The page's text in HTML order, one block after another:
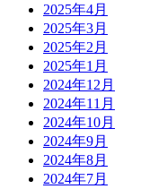
2025年4月
2025年3月
2025年2月
2025年1月
2024年12月
2024年11月
2024年10月
2024年9月
2024年8月
2024年7月